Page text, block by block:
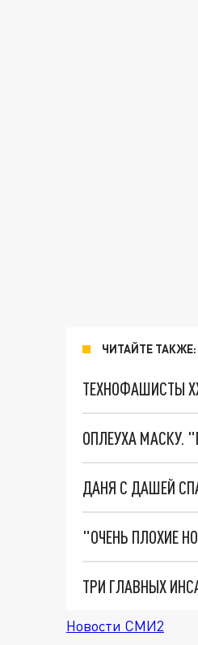
ЧИТАЙТЕ ТАКЖЕ:
ТЕХНОФАШИСТЫ
ОПЛЕУХА МАСКУ.
ДАНЯ С ДАШЕЙ
Новости СМИ2